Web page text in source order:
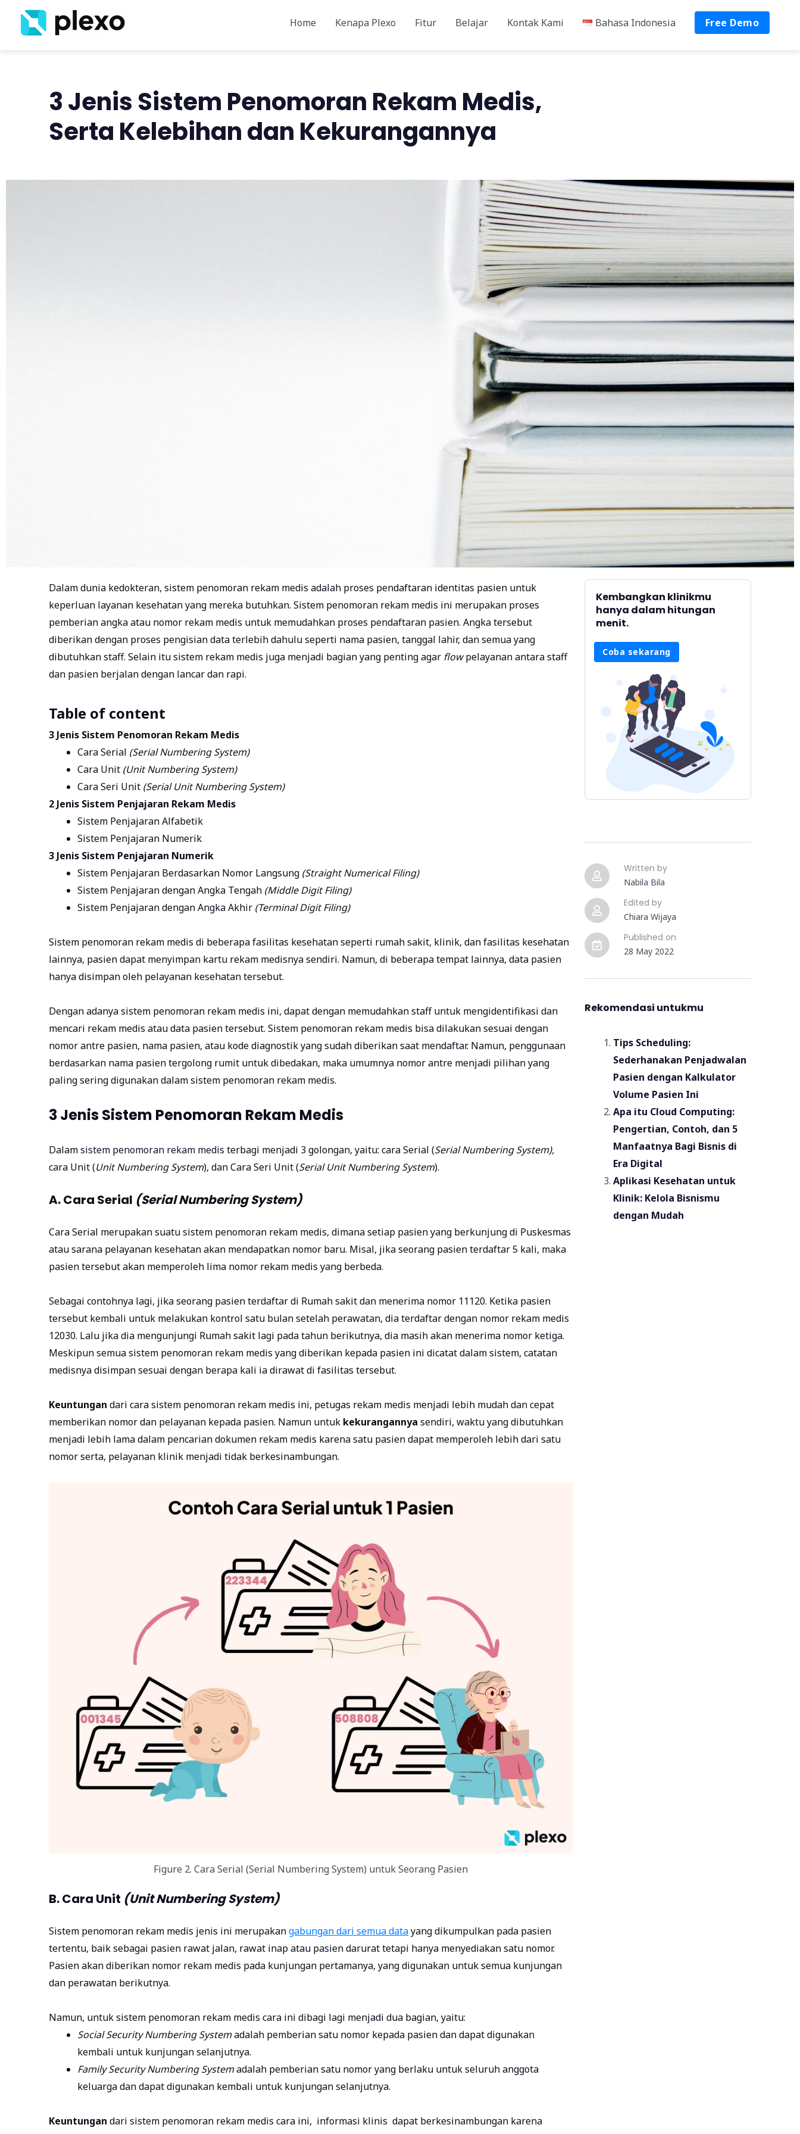
Home Kenapa Plexo Fitur Belajar Kontak Kami Bahasa Indonesia Free Demo
3 Jenis Sistem Penomoran Rekam Medis,
Serta Kelebihan dan Kekurangannya
Dalam dunia kedokteran, sistem penomoran rekam medis adalah proses pendaftaran identitas pasien untuk
keperluan layanan kesehatan yang mereka butuhkan. Sistem penomoran rekam medis ini merupakan proses
pemberian angka atau nomor rekam medis untuk memudahkan proses pendaftaran pasien. Angka tersebut
diberikan dengan proses pengisian data terlebih dahulu seperti nama pasien, tanggal lahir, dan semua yang
dibutuhkan staff. Selain itu sistem rekam medis juga menjadi bagian yang penting agar flowpelayanan antara staff
dan pasien berjalan dengan lancar dan rapi.
Table of content
3 Jenis Sistem Penomoran Rekam Medis
Cara Serial (Serial Numbering System)
Cara Unit (Unit Numbering System)
Cara Seri Unit (Serial Unit Numbering System)
2 Jenis Sistem Penjajaran Rekam Medis
Sistem Penjajaran Alfabetik
Sistem Penjajaran Numerik
3 Jenis Sistem Penjajaran Numerik
Sistem Penjajaran Berdasarkan Nomor Langsung (Straight Numerical Filing)
Sistem Penjajaran dengan Angka Tengah (Middle Digit Filing)
Sistem Penjajaran dengan Angka Akhir (Terminal Digit Filing)
Sistem penomoran rekam medis di beberapa fasilitas kesehatan seperti rumah sakit, klinik, dan fasilitas kesehatan
lainnya, pasien dapat menyimpan kartu rekam medisnya sendiri. Namun, di beberapa tempat lainnya, data pasien
hanya disimpan oleh pelayanan kesehatan tersebut.
Dengan adanya sistem penomoran rekam medis ini, dapat dengan memudahkan staff untuk mengidentifikasi dan
mencari rekam medis atau data pasien tersebut. Sistem penomoran rekam medis bisa dilakukan sesuai dengan
nomor antre pasien, nama pasien, atau kode diagnostik yang sudah diberikan saat mendaftar. Namun, penggunaan
berdasarkan nama pasien tergolong rumit untuk dibedakan, maka umumnya nomor antre menjadi pilihan yang
paling sering digunakan dalam sistem penomoran rekam medis.
3 Jenis Sistem Penomoran Rekam Medis
Dalamsistem penomoran rekam medis terbagi menjadi 3 golongan, yaitu: cara Serial (Serial Numbering System),
cara Unit (Unit Numbering System), dan Cara Seri Unit (Serial Unit Numbering System).
A. Cara Serial (Serial Numbering System)
Cara Serial merupakan suatusistem penomoran rekam medis, dimana setiap pasien yang berkunjung di Puskesmas
atau sarana pelayanan kesehatan akan mendapatkan nomor baru. Misal, jika seorang pasien terdaftar 5 kali, maka
pasien tersebut akan memperoleh lima nomor rekam medis yang berbeda.
Sebagai contohnya lagi, jika seorang pasien terdaftar di Rumah sakit dan menerima nomor 11120. Ketika pasien
tersebut kembali untuk melakukan kontrol satu bulan setelah perawatan, dia terdaftar dengan nomor rekam medis
12030. Lalu jika dia mengunjungi Rumah sakit lagi pada tahun berikutnya, dia masih akan menerima nomor ketiga.
Meskipun semua sistem penomoran rekam medis yang diberikan kepada pasien ini dicatat dalam sistem, catatan
medisnya disimpan sesuai dengan berapa kali ia dirawat di fasilitas tersebut.
Keuntungan dari cara sistem penomoran rekam medis ini, petugas rekam medis menjadi lebih mudah dan cepat
memberikan nomor dan pelayanan kepada pasien. Namun untuk kekurangannya sendiri, waktu yang dibutuhkan
menjadi lebih lama dalam pencarian dokumen rekam medis karena satu pasien dapat memperoleh lebih dari satu
nomor serta, pelayanan klinik menjadi tidak berkesinambungan.
Figure 2. Cara Serial (Serial Numbering System) untuk Seorang Pasien
B. Cara Unit (Unit Numbering System)
Sistem penomoran rekam medis jenis ini merupakangabungan dari semua datayang dikumpulkan pada pasien
tertentu, baik sebagai pasien rawat jalan, rawat inap atau pasien darurat tetapi hanya menyediakan satu nomor.
Pasien akan diberikan nomor rekam medis pada kunjungan pertamanya, yang digunakan untuk semua kunjungan
dan perawatan berikutnya.
Namun, untuk sistem penomoran rekam medis cara ini dibagi lagi menjadi dua bagian, yaitu:
Social Security Numbering Systemadalah pemberian satu nomor kepada pasien dan dapat digunakan
kembali untuk kunjungan selanjutnya.
Family Security Numbering Systemadalah pemberian satu nomor yang berlaku untuk seluruh anggota
keluarga dan dapat digunakan kembali untuk kunjungan selanjutnya.
Keuntungan dari sistem penomoran rekam medis cara ini, informasi klinis dapat berkesinambungan karena
Kembangkan klinikmu
hanya dalam hitungan
menit.
Coba sekarang
Written by
Nabila Bila
Edited by
Chiara Wijaya
Published on
28 May 2022
Rekomendasi untukmu
Tips Scheduling:
Sederhanakan Penjadwalan
Pasien dengan Kalkulator
Volume Pasien Ini
Apa itu Cloud Computing:
Pengertian, Contoh, dan 5
Manfaatnya Bagi Bisnis di
Era Digital
Aplikasi Kesehatan untuk
Klinik: Kelola Bisnismu
dengan Mudah